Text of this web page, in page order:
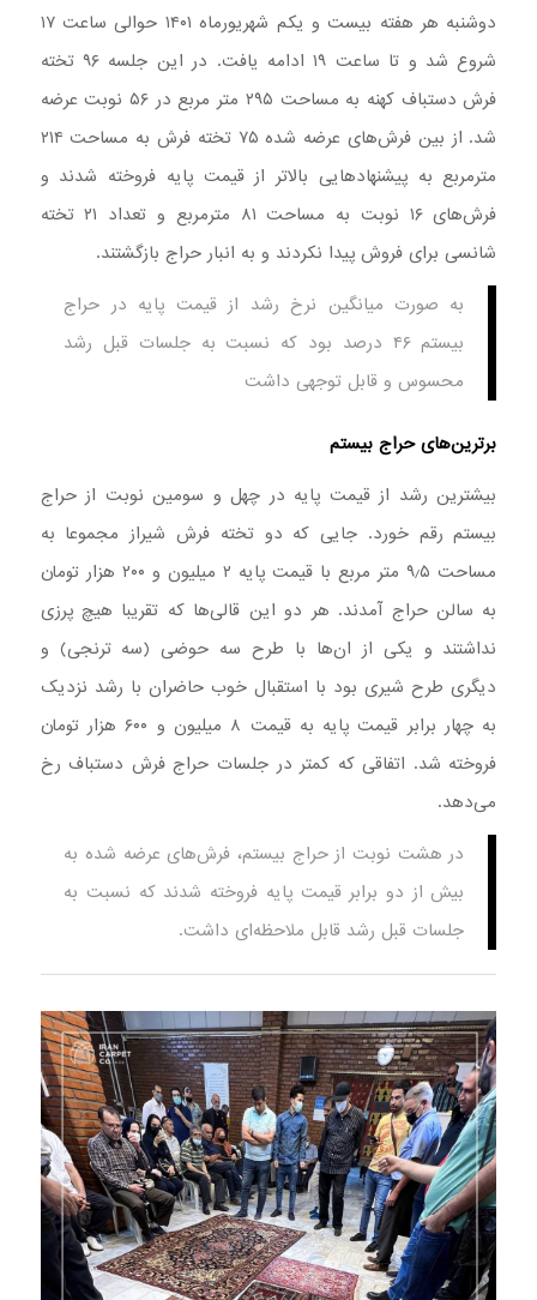
دوشنبه هر هفته بیست و یکم شهریورماه ۱۴۰۱ حوالی ساعت ۱۷
شروع شد و تا ساعت ۱۹ ادامه یافت. در این جلسه ۹۶ تخته
فرش دستباف کهنه به مساحت ۲۹۵ متر مربع در ۵۶ نوبت عرضه
شد. از بین فرش‌های عرضه شده ۷۵ تخته فرش به مساحت ۲۱۴
مترمربع به پیشنهادهایی بالاتر از قیمت پایه فروخته شدند و
فرش‌های ۱۶ نوبت به مساحت ۸۱ مترمربع و تعداد ۲۱ تخته
شانسی برای فروش پیدا نکردند و به انبار حراج بازگشتند.
به صورت میانگین نرخ رشد از قیمت پایه در حراج
بیستم ۴۶ درصد بود که نسبت به جلسات قبل رشد
محسوس و قابل توجهی داشت
برترین‌های حراج بیستم
بیشترین رشد از قیمت پایه در چهل و سومین نوبت از حراج
بیستم رقم خورد. جایی که دو تخته فرش شیراز مجموعا به
مساحت ۹٫۵ متر مربع با قیمت پایه ۲ میلیون و ۲۰۰ هزار تومان
به سالن حراج آمدند. هر دو این قالی‌ها که تقریبا هیچ پرزی
نداشتند و یکی از ان‌ها با طرح سه حوضی (سه ترنجی) و
دیگری طرح شیری بود با استقبال خوب حاضران با رشد نزدیک
به چهار برابر قیمت پایه به قیمت ۸ میلیون و ۶۰۰ هزار تومان
فروخته شد. اتفاقی که کمتر در جلسات حراج فرش دستباف رخ
می‌دهد.
در هشت نوبت از حراج بیستم، فرش‌های عرضه شده به
بیش از دو برابر قیمت پایه فروخته شدند که نسبت به
جلسات قبل رشد قابل ملاحظه‌ای داشت.